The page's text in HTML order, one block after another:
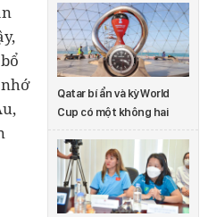
Qatar bí ẩn và kỳ World
Cup có một không hai